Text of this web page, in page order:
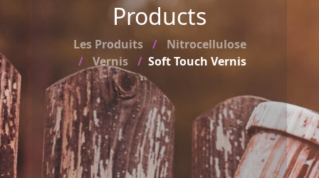
Products
Les Produits
Nitrocellulose
Vernis
Soft Touch Vernis